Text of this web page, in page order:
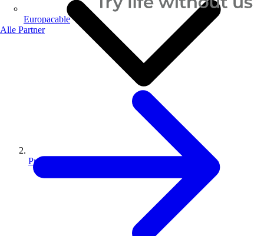
Europacable
Alle Partner
Produkte